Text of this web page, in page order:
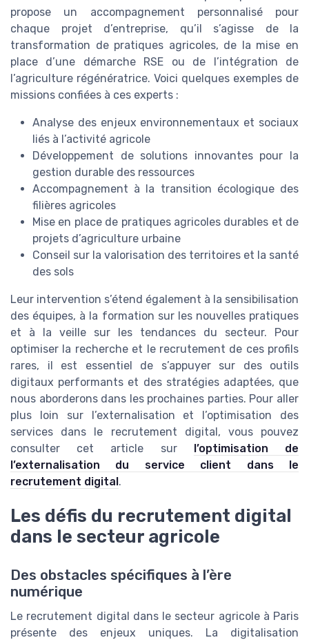
propose un accompagnement personnalisé pour
chaque projet d’entreprise, qu’il s’agisse de la
transformation de pratiques agricoles, de la mise en
place d’une démarche RSE ou de l’intégration de
l’agriculture régénératrice. Voici quelques exemples de
missions confiées à ces experts :
Analyse des enjeux environnementaux et sociaux
liés à l’activité agricole
Développement de solutions innovantes pour la
gestion durable des ressources
Accompagnement à la transition écologique des
filières agricoles
Mise en place de pratiques agricoles durables et de
projets d’agriculture urbaine
Conseil sur la valorisation des territoires et la santé
des sols
Leur intervention s’étend également à la sensibilisation
des équipes, à la formation sur les nouvelles pratiques
et à la veille sur les tendances du secteur. Pour
optimiser la recherche et le recrutement de ces profils
rares, il est essentiel de s’appuyer sur des outils
digitaux performants et des stratégies adaptées, que
nous aborderons dans les prochaines parties. Pour aller
plus loin sur l’externalisation et l’optimisation des
services dans le recrutement digital, vous pouvez
consulter cet article sur l’optimisation de
l’externalisation du service client dans le
recrutement digital.
Les défis du recrutement digital
dans le secteur agricole
Des obstacles spécifiques à l’ère
numérique
Le recrutement digital dans le secteur agricole à Paris
présente des enjeux uniques. La digitalisation